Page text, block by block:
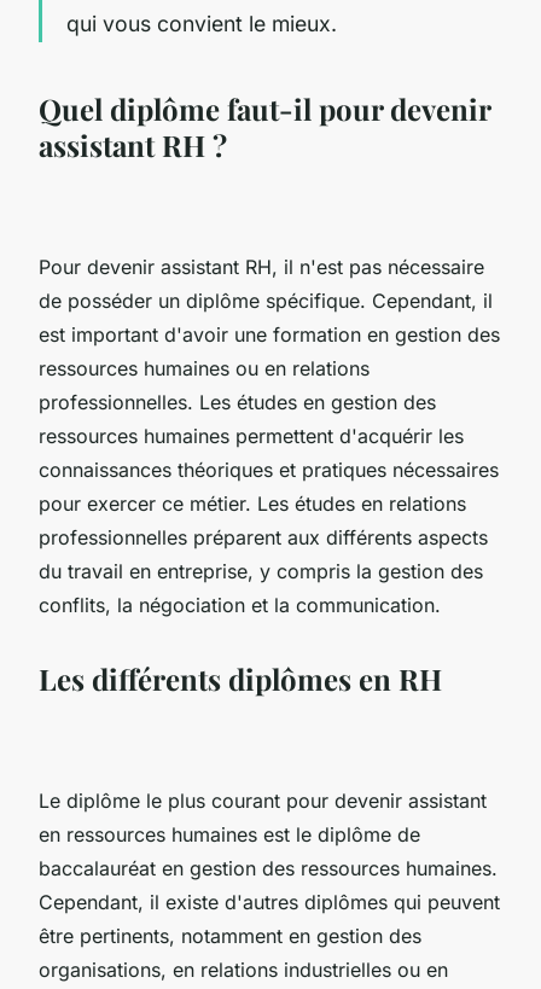
qui vous convient le mieux.
Quel diplôme faut-il pour devenir
assistant RH ?
Pour devenir assistant RH, il n'est pas nécessaire
de posséder un diplôme spécifique. Cependant, il
est important d'avoir une formation en gestion des
ressources humaines ou en relations
professionnelles. Les études en gestion des
ressources humaines permettent d'acquérir les
connaissances théoriques et pratiques nécessaires
pour exercer ce métier. Les études en relations
professionnelles préparent aux différents aspects
du travail en entreprise, y compris la gestion des
conflits, la négociation et la communication.
Les différents diplômes en RH
Le diplôme le plus courant pour devenir assistant
en ressources humaines est le diplôme de
baccalauréat en gestion des ressources humaines.
Cependant, il existe d'autres diplômes qui peuvent
être pertinents, notamment en gestion des
organisations, en relations industrielles ou en